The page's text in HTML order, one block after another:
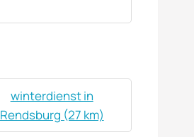
winterdienst in
Rendsburg (27 km)